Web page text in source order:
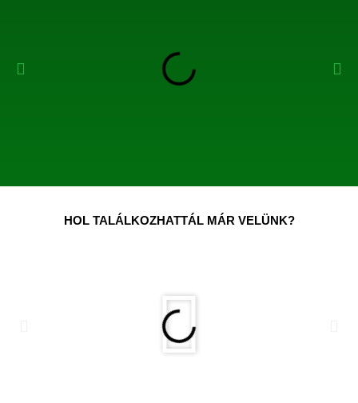
HOL TALÁLKOZHATTÁL MÁR VELÜNK?